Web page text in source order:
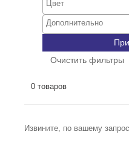
Очистить фильтры
0 товаров
Извините, по вашему